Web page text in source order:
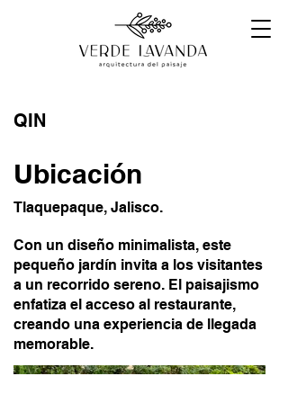
QIN
Ubicación
Tlaquepaque, Jalisco.
Con un diseño minimalista, este
pequeño jardín invita a los visitantes
a un recorrido sereno. El paisajismo
enfatiza el acceso al restaurante,
creando una experiencia de llegada
memorable.